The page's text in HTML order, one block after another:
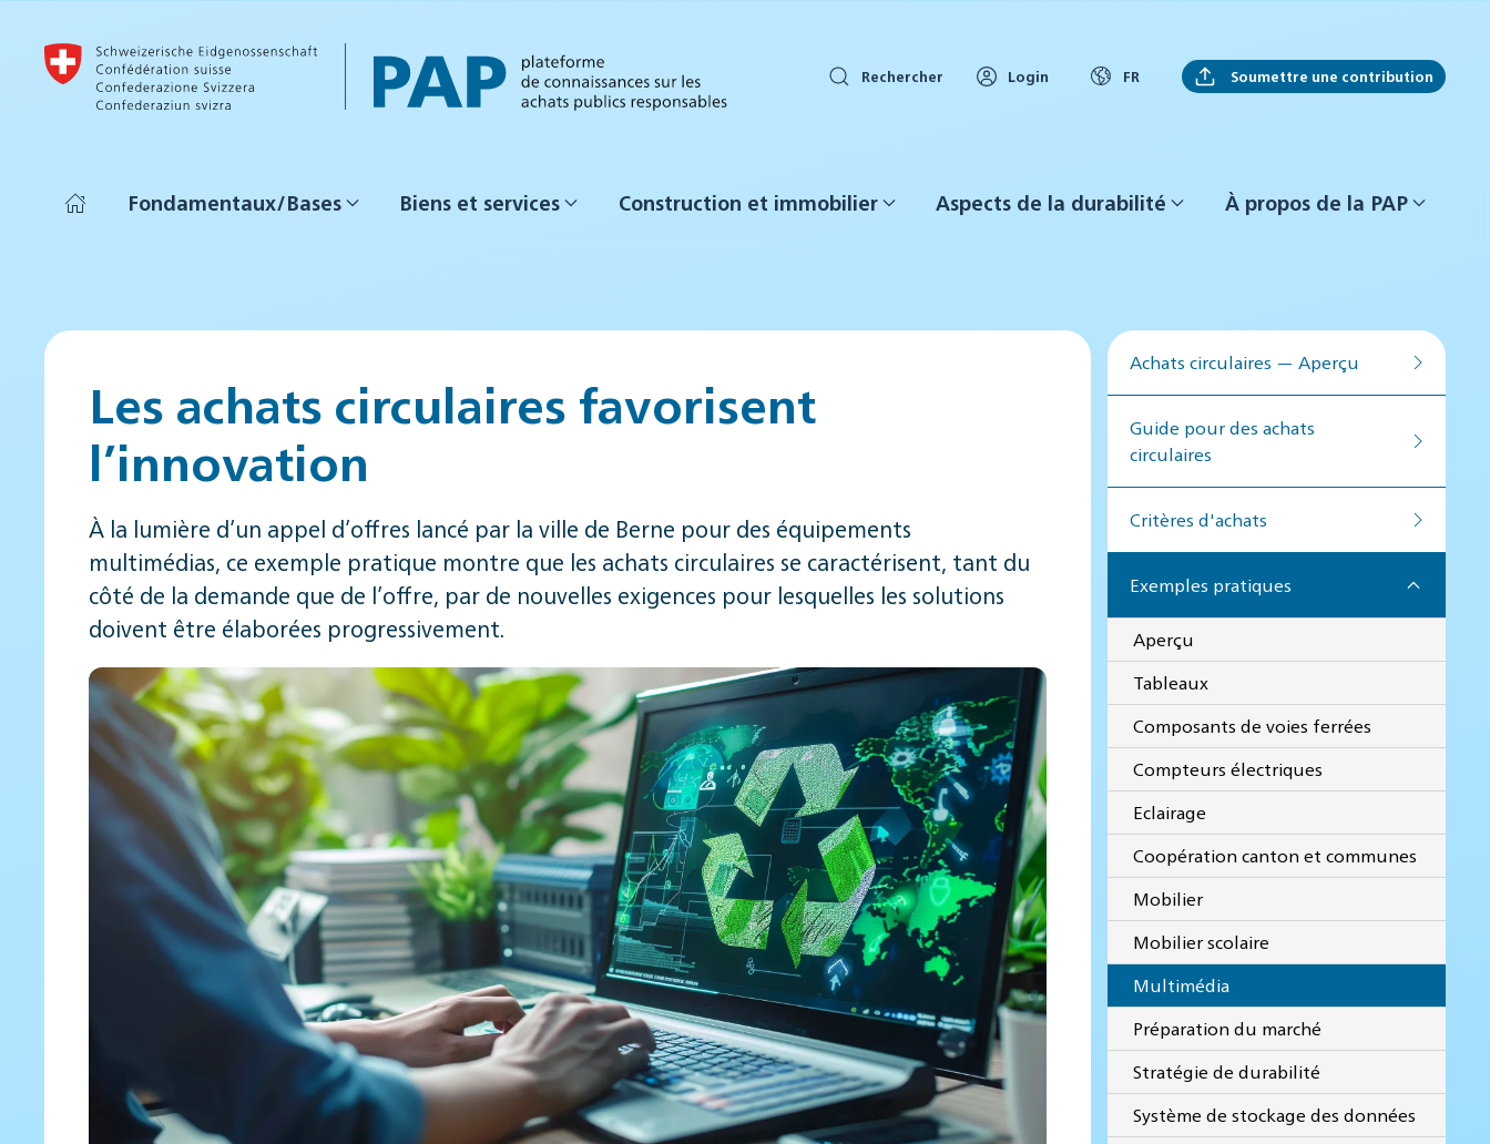
Accéder au contenu principal
Rechercher Login FR Soumettre une contribution
Fondamentaux/Bases Biens et services Construction et immobilier Aspects de la durabilité À propos de la PAP
Les achats circulaires favorisent
l’innovation
À la lumière d’un appel d’offres lancé par la ville de Berne pour des équipements
multimédias, ce exemple pratique montre que les achats circulaires se caractérisent, tant du
côté de la demande que de l’offre, par de nouvelles exigences pour lesquelles les solutions
doivent être élaborées progressivement.
Achats circulaires — Aperçu
Guide pour des achats
circulaires
Critères d'achats
Exemples pratiques
Aperçu
Tableaux
Composants de voies ferrées
Compteurs électriques
Eclairage
Coopération canton et communes
Mobilier
Mobilier scolaire
Multimédia
Préparation du marché
Stratégie de durabilité
Système de stockage des données